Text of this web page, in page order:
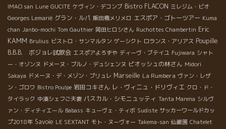
IMAO san Lune GUCITE ケヴィン・デコンブ Bistro FLACON ミレジム・ビオ
Georges Lemarié グラン・ルパ 飯田橋メリメロ エスポア・ゴトーツアー Kuma
chan Janbo-mochi Tom Gauthier 岡田ヒロシさん Ruchottes Chambertin Eric
KAMM Brulius ビストロ・サンマルタン ゲーシクト ロランス・アリアス Poupille
B.B.B. ボジョレ試飲会 エスポアよろずや ディーヴ・ブテイユ Fujiwara シャト
ー・オゾンヌ ドメーヌ・ブルノ・デュシェンヌ ピオッシュの林さん Midori
Sakaya ドメーヌ・デ・メゾン・ブリュレ Marseille La Rumbera ヴァン・レザ
ン・ゴロワ Bistro Poulpe 岩田コキさん レ・ヴィニュ・ドリヴィエ クロ・ド・
タイラック 中湊シェフご夫妻 パスカル・シモニュッティ Tanta Marena シルヴ
ァン・ディティエール Babass キューヴェ・ティボ Sudiste サッカーワールドカッ
プ2018年 Savoie LE SEXTANT モト・ヌーヴォー Takema-san 仙巌園 Chatelet